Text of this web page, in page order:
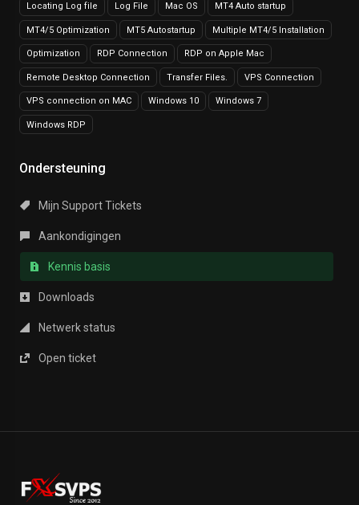
Locating Log file Log File Mac OS MT4 Auto startup
MT4/5 Optimization MT5 Autostartup Multiple MT4/5 Installation
Optimization RDP Connection RDP on Apple Mac
Remote Desktop Connection Transfer Files. VPS Connection
VPS connection on MAC Windows 10 Windows 7
Windows RDP
Ondersteuning
Mijn Support Tickets
Aankondigingen
Kennis basis
Downloads
Netwerk status
Open ticket